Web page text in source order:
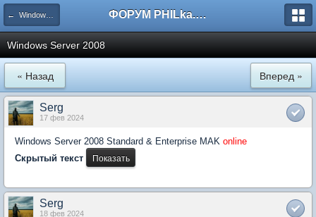
← Windows NT/2000/2003/2008/2012/2016/2019 ФОРУМ PHILka.RU
Windows Server 2008
« Назад Вперед »
Serg
17 фев 2024
Windows Server 2008 Standard & Enterprise MAK online
Скрытый текст
Serg
18 фев 2024